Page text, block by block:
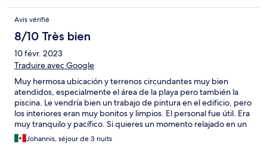
Avis vérifié
8/10 Très bien
10 févr. 2023
Traduire avec Google
Muy hermosa ubicación y terrenos circundantes muy bien
atendidos, especialmente el área de la playa pero también la
piscina. Le vendría bien un trabajo de pintura en el edificio, pero
los interiores eran muy bonitos y limpios. El personal fue útil. Era
muy tranquilo y pacífico. Si quieres un momento relajado en un
hermoso lugar, este es el lugar.
Johannis, séjour de 3 nuits